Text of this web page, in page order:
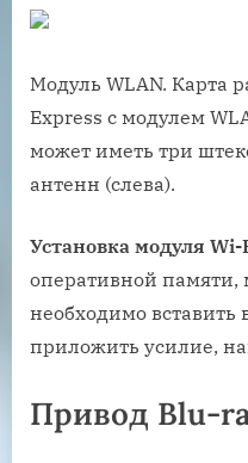
Модуль WLAN. Карта
Express с модулем
может иметь три
антенн (слева).
Установка модуля Wi-
оперативной памяти,
необходимо
приложить усилие,
Привод Blu-